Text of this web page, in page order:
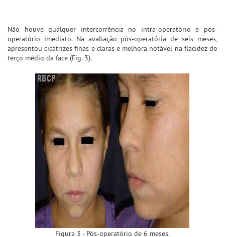
Não houve qualquer intercorrência no intra-operatório e pós-
operatório imediato. Na avaliação pós-operatória de seis meses,
apresentou cicatrizes finas e claras e melhora notável na flacidez do
terço médio da face (Fig. 3).
Figura 3 - Pós-operatório de 6 meses.